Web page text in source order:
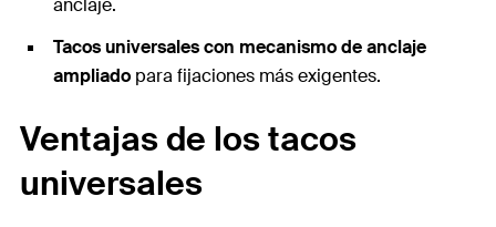
anclaje.
Tacos universales con mecanismo de anclaje
ampliado para fijaciones más exigentes.
Ventajas de los tacos
universales